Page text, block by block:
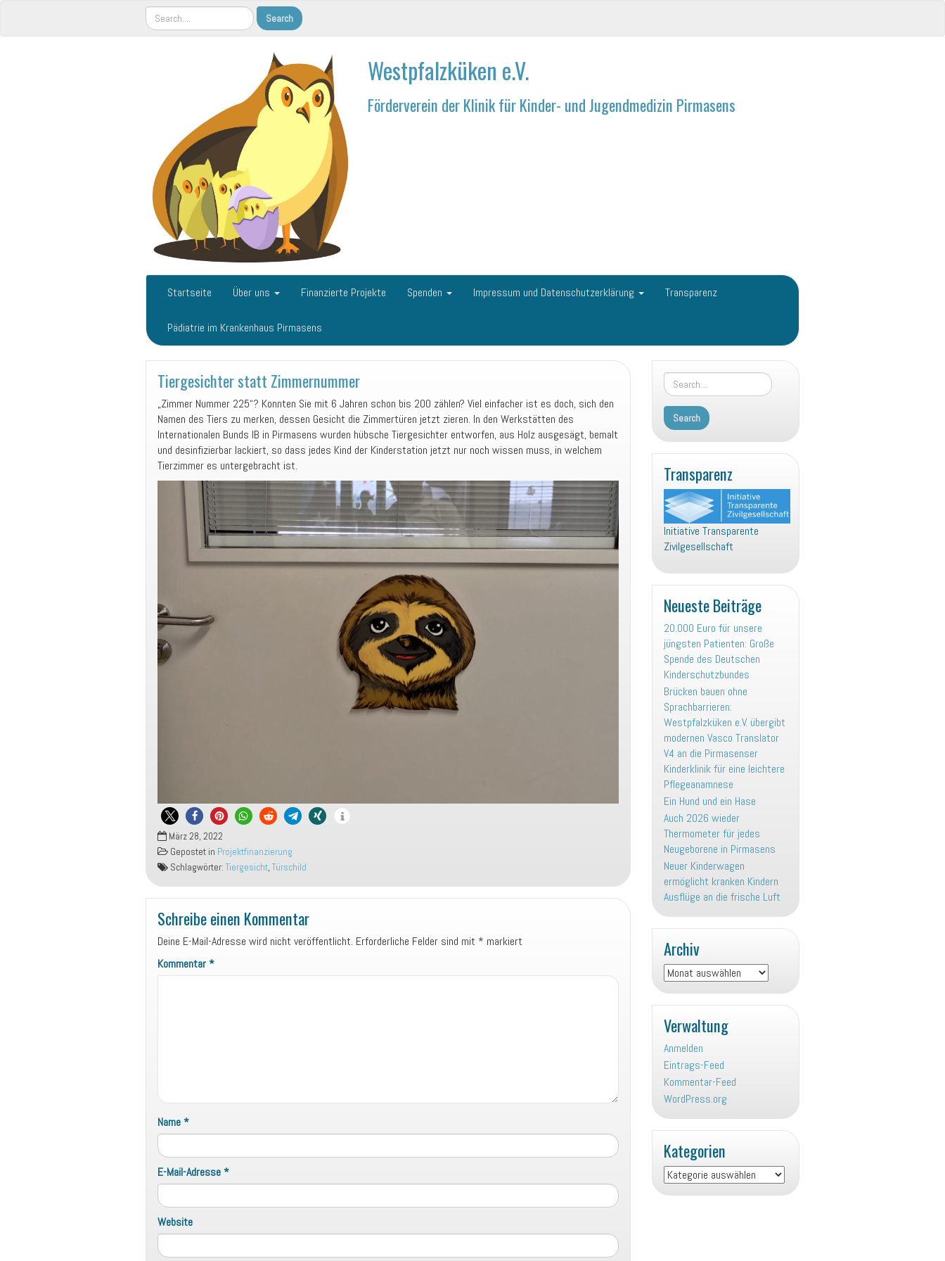
Westpfalzküken e.V.
Förderverein der Klinik für Kinder- und Jugendmedizin Pirmasens
Startseite Über uns Finanzierte Projekte Spenden Impressum und Datenschutzerklärung Transparenz
Pädiatrie im Krankenhaus Pirmasens
Tiergesichter statt Zimmernummer
„Zimmer Nummer 225“? Konnten Sie mit 6 Jahren schon bis 200 zählen? Viel einfacher ist es doch, sich den
Namen des Tiers zu merken, dessen Gesicht die Zimmertüren jetzt zieren. In den Werkstätten des
Internationalen Bunds IB in Pirmasens wurden hübsche Tiergesichter entworfen, aus Holz ausgesägt, bemalt
und desinfizierbar lackiert, so dass jedes Kind der Kinderstation jetzt nur noch wissen muss, in welchem
Tierzimmer es untergebracht ist.
März 28, 2022
Gepostet in Projektfinanzierung
Schlagwörter: Tiergesicht, Türschild
Schreibe einen Kommentar
Deine E-Mail-Adresse wird nicht veröffentlicht. Erforderliche Felder sind mit * markiert
Kommentar*
Name*
E-Mail-Adresse*
Website
Transparenz
Initiative Transparente
Zivilgesellschaft
Neueste Beiträge
20.000 Euro für unsere
jüngsten Patienten: Große
Spende des Deutschen
Kinderschutzbundes
Brücken bauen ohne
Sprachbarrieren:
Westpfalzküken e.V. übergibt
modernen Vasco Translator
V4 an die Pirmasenser
Kinderklinik für eine leichtere
Pflegeanamnese
Ein Hund und ein Hase
Auch 2026 wieder
Thermometer für jedes
Neugeborene in Pirmasens
Neuer Kinderwagen
ermöglicht kranken Kindern
Ausflüge an die frische Luft
Archiv
Archiv
Verwaltung
Anmelden
Eintrags-Feed
Kommentar-Feed
WordPress.org
Kategorien
Kategorien